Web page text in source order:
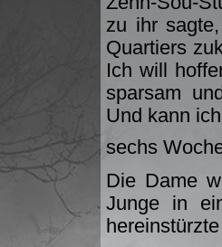
zu ihr
Quartiers
Ich will
sparsam
Und kann
sechs
Die Dame
Junge in